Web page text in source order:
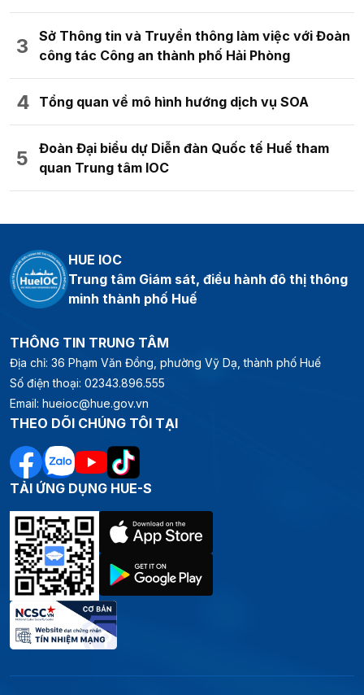
đô thị kỹ thuật số thông minh cho quy hoạch
không gian đô thị”
Sở Thông tin và Truyền thông làm việc với Đoàn
công tác Công an thành phố Hải Phòng
Tổng quan về mô hình hướng dịch vụ SOA
Đoàn Đại biểu dự Diễn đàn Quốc tế Huế tham
quan Trung tâm IOC
HUE IOC
Trung tâm Giám sát, điều hành đô thị thông
minh thành phố Huế
THÔNG TIN TRUNG TÂM
Địa chỉ: 36 Phạm Văn Đồng, phường Vỹ Dạ, thành phố Huế
Số điện thoại: 02343.896.555
Email: hueioc@hue.gov.vn
THEO DÕI CHÚNG TÔI TẠI
TẢI ỨNG DỤNG HUE-S